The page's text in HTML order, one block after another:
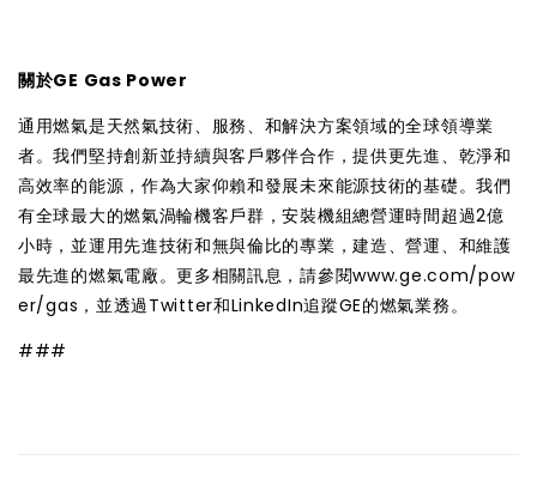
關於GE Gas Power
通用燃氣是天然氣技術、服務、和解決方案領域的全球領導業
者。我們堅持創新並持續與客戶夥伴合作，提供更先進、乾淨和
高效率的能源，作為大家仰賴和發展未來能源技術的基礎。我們
有全球最大的燃氣渦輪機客戶群，安裝機組總營運時間超過2億
小時，並運用先進技術和無與倫比的專業，建造、營運、和維護
最先進的燃氣電廠。更多相關訊息，請參閱www.ge.com/pow
er/gas ，並透過Twitter和LinkedIn追蹤GE的燃氣業務。
###